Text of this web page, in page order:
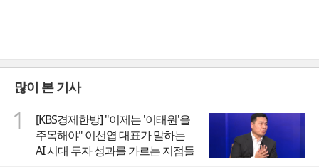
많이 본 기사
1
[KBS경제한방] "이제는 '이태원'을
주목해야" 이선엽 대표가 말하는
AI 시대 투자 성과를 가르는 지점들